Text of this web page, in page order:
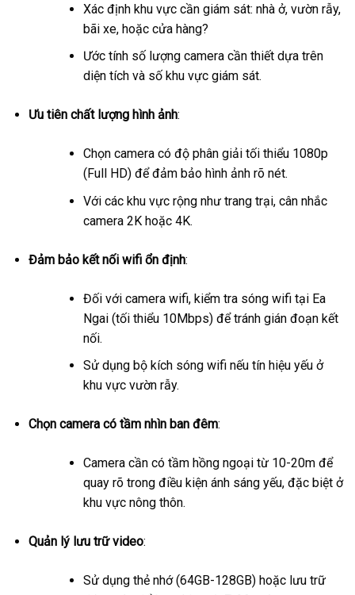
Xác định khu vực cần giám sát: nhà ở, vườn rẫy,
bãi xe, hoặc cửa hàng?
Ước tính số lượng camera cần thiết dựa trên
diện tích và số khu vực giám sát.
Ưu tiên chất lượng hình ảnh:
Chọn camera có độ phân giải tối thiểu 1080p
(Full HD) để đảm bảo hình ảnh rõ nét.
Với các khu vực rộng như trang trại, cân nhắc
camera 2K hoặc 4K.
Đảm bảo kết nối wifi ổn định:
Đối với camera wifi, kiểm tra sóng wifi tại Ea
Ngai (tối thiểu 10Mbps) để tránh gián đoạn kết
nối.
Sử dụng bộ kích sóng wifi nếu tín hiệu yếu ở
khu vực vườn rẫy.
Chọn camera có tầm nhìn ban đêm:
Camera cần có tầm hồng ngoại từ 10-20m để
quay rõ trong điều kiện ánh sáng yếu, đặc biệt ở
khu vực nông thôn.
Quản lý lưu trữ video:
Sử dụng thẻ nhớ (64GB-128GB) hoặc lưu trữ